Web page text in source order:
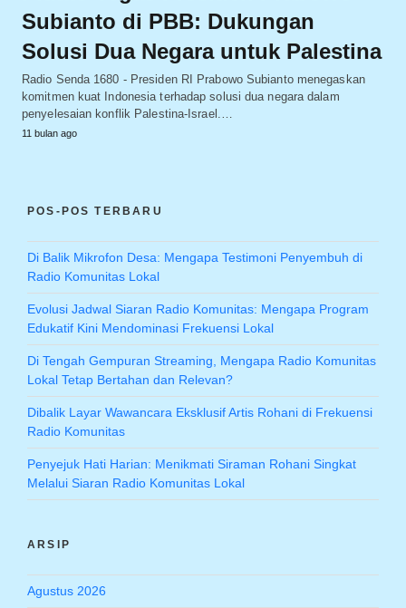
Subianto di PBB: Dukungan
Solusi Dua Negara untuk Palestina
Radio Senda 1680 - Presiden RI Prabowo Subianto menegaskan
komitmen kuat Indonesia terhadap solusi dua negara dalam
penyelesaian konflik Palestina-Israel.…
11 bulan ago
POS-POS TERBARU
Di Balik Mikrofon Desa: Mengapa Testimoni Penyembuh di
Radio Komunitas Lokal
Evolusi Jadwal Siaran Radio Komunitas: Mengapa Program
Edukatif Kini Mendominasi Frekuensi Lokal
Di Tengah Gempuran Streaming, Mengapa Radio Komunitas
Lokal Tetap Bertahan dan Relevan?
Dibalik Layar Wawancara Eksklusif Artis Rohani di Frekuensi
Radio Komunitas
Penyejuk Hati Harian: Menikmati Siraman Rohani Singkat
Melalui Siaran Radio Komunitas Lokal
ARSIP
Agustus 2026